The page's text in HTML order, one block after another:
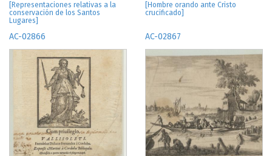
[Representaciones relativas a la
conservación de los Santos
Lugares]
[Hombre orando ante Cristo
crucificado]
AC-02866 AC-02867